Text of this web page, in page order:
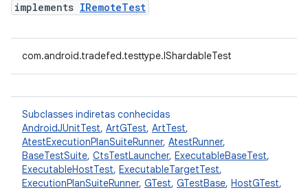
implements IRemoteTest
com.android.tradefed.testtype.IShardableTest
Subclasses indiretas conhecidas
AndroidJUnitTest, ArtGTest, ArtTest,
AtestExecutionPlanSuiteRunner, AtestRunner,
BaseTestSuite, CtsTestLauncher, ExecutableBaseTest,
ExecutableHostTest, ExecutableTargetTest,
ExecutionPlanSuiteRunner, GTest, GTestBase, HostGTest,